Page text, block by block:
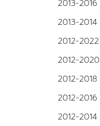
2013-2016
2013-2014
2012-2022
2012-2020
2012-2018
2012-2016
2012-2014